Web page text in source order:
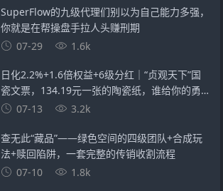
SuperFlow的九级代理们别以为自己能力多强，
你就是在帮操盘手拉人头赚刑期
07-29
1.6k
日化2.2%+1.6倍权益+6级分红｜“贞观天下”国
瓷文票，134.19元一张的陶瓷纸，谁给你的勇
气？07-13 3.2k
查无此“藏品”——绿色空间的四级团队+合成玩
法+赎回陷阱，一套完整的传销收割流程
07-10
1.8k